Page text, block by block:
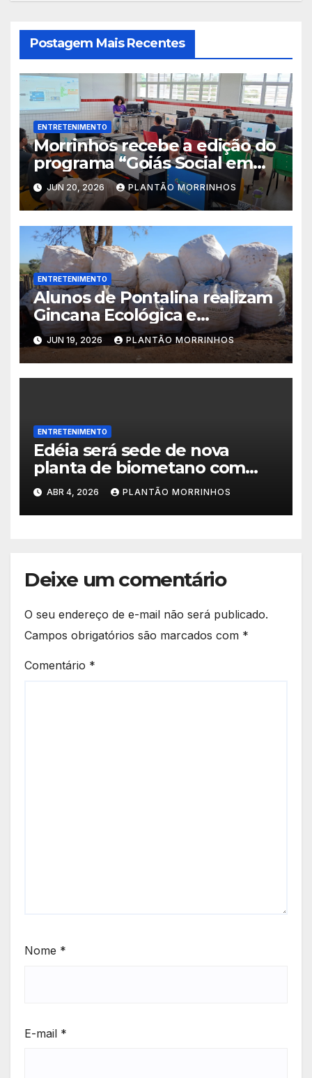
Postagem Mais Recentes
ENTRETENIMENTO
Morrinhos recebe a edição do
programa “Goiás Social em
Ação” com diversos serviços
gratuitos
JUN 20, 2026 PLANTÃO MORRINHOS
ENTRETENIMENTO
Alunos de Pontalina realizam
Gincana Ecológica e
conquistam visita ao Parque
Jatobá Centenário em
Morrinhos.
JUN 19, 2026 PLANTÃO MORRINHOS
ENTRETENIMENTO
Edéia será sede de nova
planta de biometano com
investimento de R$ 245
milhões
ABR 4, 2026 PLANTÃO MORRINHOS
Deixe um comentário
O seu endereço de e-mail não será publicado.
Campos obrigatórios são marcados com *
Comentário *
Nome *
E-mail *